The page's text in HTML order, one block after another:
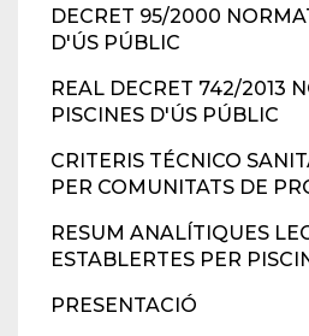
DECRET 95/2000
D'ÚS PÚBLIC
REAL DECRET 742/2013
PISCINES D'ÚS PÚBLIC
CRITERIS TÉCNICO
PER COMUNITATS DE
RESUM ANALÍTIQUES
ESTABLERTES PER
PRESENTACIÓ